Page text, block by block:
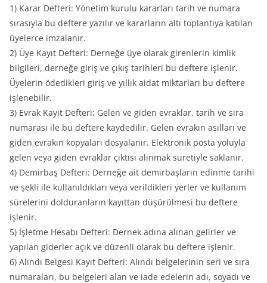
1) Karar Defteri: Yönetim kurulu kararları tarih ve numara
sırasıyla bu deftere yazılır ve kararların altı toplantıya katılan
üyelerce imzalanır.
2) Üye Kayıt Defteri: Derneğe üye olarak girenlerin kimlik
bilgileri, derneğe giriş ve çıkış tarihleri bu deftere işlenir.
Üyelerin ödedikleri giriş ve yıllık aidat miktarları bu deftere
işlenebilir.
3) Evrak Kayıt Defteri: Gelen ve giden evraklar, tarih ve sıra
numarası ile bu deftere kaydedilir. Gelen evrakın asılları ve
giden evrakın kopyaları dosyalanır. Elektronik posta yoluyla
gelen veya giden evraklar çıktısı alınmak suretiyle saklanır.
4) Demirbaş Defteri: Derneğe ait demirbaşların edinme tarihi
ve şekli ile kullanıldıkları veya verildikleri yerler ve kullanım
sürelerini dolduranların kayıttan düşürülmesi bu deftere
işlenir.
5) İşletme Hesabı Defteri: Dernek adına alınan gelirler ve
yapılan giderler açık ve düzenli olarak bu deftere işlenir.
6) Alındı Belgesi Kayıt Defteri: Alındı belgelerinin seri ve sıra
numaraları, bu belgeleri alan ve iade edelerin adı, soyadı ve